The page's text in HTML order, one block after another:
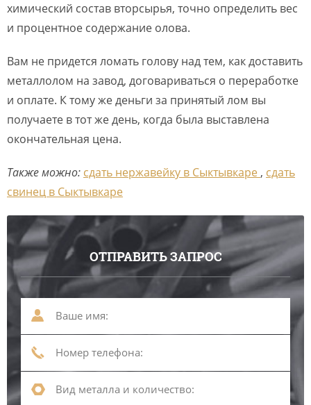
химический состав вторсырья, точно определить вес
и процентное содержание олова.
Вам не придется ломать голову над тем, как доставить
металлолом на завод, договариваться о переработке
и оплате. К тому же деньги за принятый лом вы
получаете в тот же день, когда была выставлена
окончательная цена.
Также можно: сдать нержавейку в Сыктывкаре , сдать
свинец в Сыктывкаре
ОТПРАВИТЬ ЗАПРОС